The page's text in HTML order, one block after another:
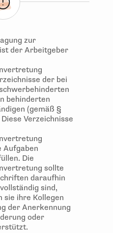
zur
ist der Arbeitgeber
der bei
behinderten
(gemäß §
Diese Verzeichnisse
Aufgaben
Die
sollte
daraufhin
sind,
sie ihre Kollegen
der Anerkennung
oder